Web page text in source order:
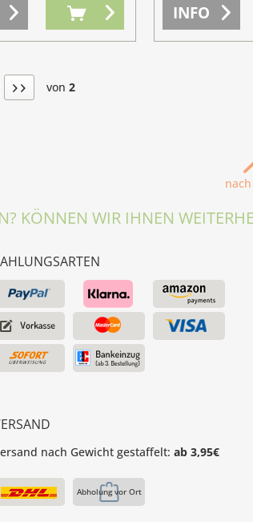
INFO
von 2
KÖNNEN WIR IHNEN
nach Gewicht gestaffelt: ab 3,95€
Abholung vor Ort